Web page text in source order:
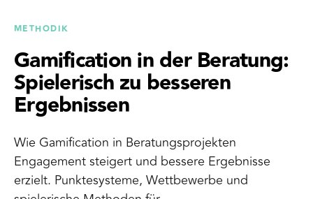
METHODIK
Gamification in der Beratung:
Spielerisch zu besseren
Ergebnissen
Wie Gamification in Beratungsprojekten
Engagement steigert und bessere Ergebnisse
erzielt. Punktesysteme, Wettbewerbe und